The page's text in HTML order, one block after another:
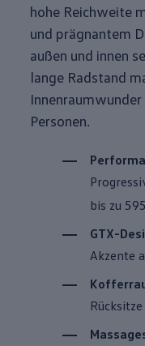
hohe Reichweite
und prägnantem
außen und innen
lange Radstand
Personen.
bis zu
GTX-
Akzente